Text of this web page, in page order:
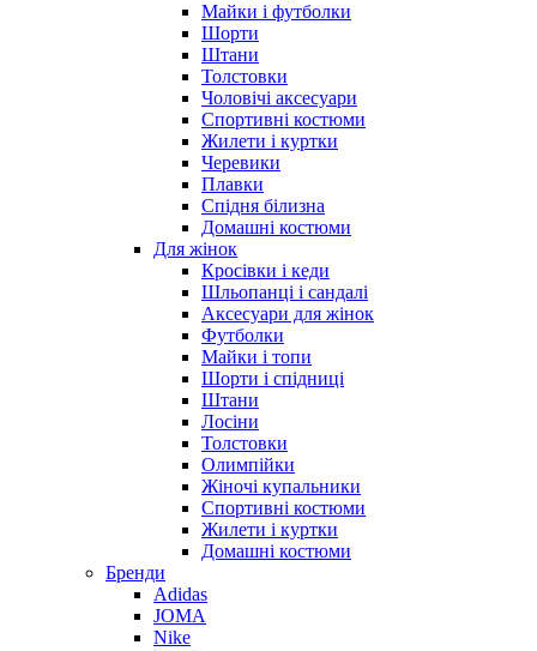
Майки і футболки
Шорти
Штани
Толстовки
Чоловічі аксесуари
Спортивні костюми
Жилети і куртки
Черевики
Плавки
Спідня білизна
Домашні костюми
Для жінок
Кросівки і кеди
Шльопанці і сандалі
Аксесуари для жінок
Футболки
Майки і топи
Шорти і спідниці
Штани
Лосіни
Толстовки
Олимпійки
Жіночі купальники
Спортивні костюми
Жилети і куртки
Домашні костюми
Бренди
Adidas
JOMA
Nike